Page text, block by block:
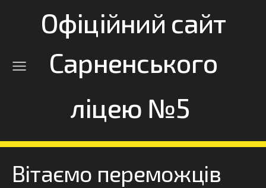
Офіційний сайт
Сарненського
ліцею №5
Вітаємо переможців